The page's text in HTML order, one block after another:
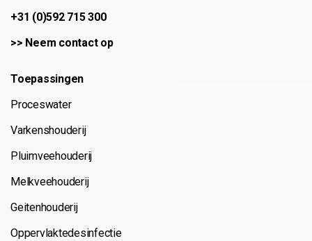
+31 (0)592 715 300
>> Neem contact op
Toepassingen
Proceswater
Varkenshouderij
Pluimveehouderij
Melkveehouderij
Geitenhouderij
Oppervlaktedesinfectie